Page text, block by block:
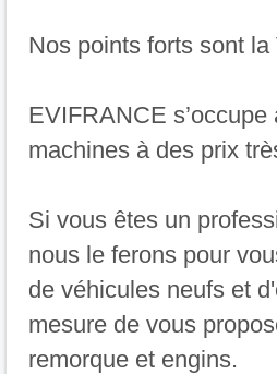
Nos points forts sont
EVIFRANCE
machines à des prix
Si vous êtes un
nous le ferons pour
de véhicules neufs et
mesure de vous
remorque et engins.